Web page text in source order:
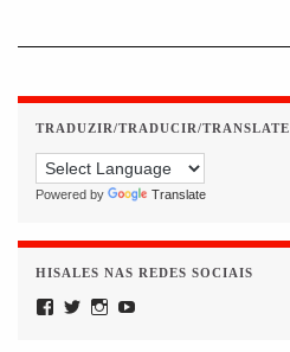
TRADUZIR/TRADUCIR/TRANSLATE
Powered by Translate
HISALES NAS REDES SOCIAIS
Facebook
TwitterInstagram